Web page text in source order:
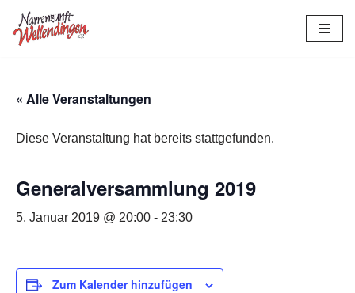
Zum
« Alle Veranstaltungen
Diese Veranstaltung hat bereits stattgefunden.
Generalversammlung 2019
5. Januar 2019 @ 20:00 - 23:30
Zum Kalender hinzufügen